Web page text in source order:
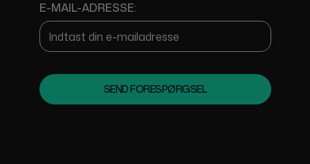
E-MAIL-ADRESSE: